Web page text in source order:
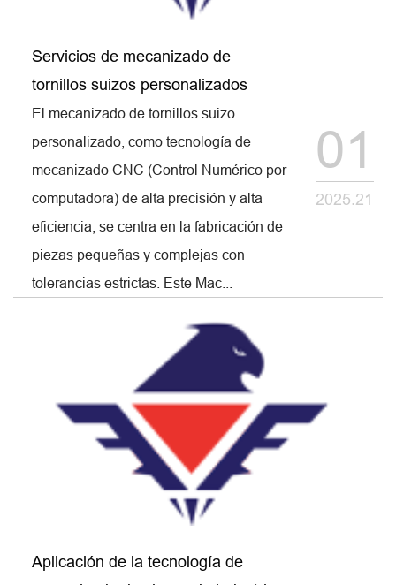
Servicios de mecanizado de
tornillos suizos personalizados
El mecanizado de tornillos suizo
personalizado, como tecnología de
mecanizado CNC (Control Numérico por
computadora) de alta precisión y alta
eficiencia, se centra en la fabricación de
piezas pequeñas y complejas con
tolerancias estrictas. Este Mac...
01
2025.21
Aplicación de la tecnología de